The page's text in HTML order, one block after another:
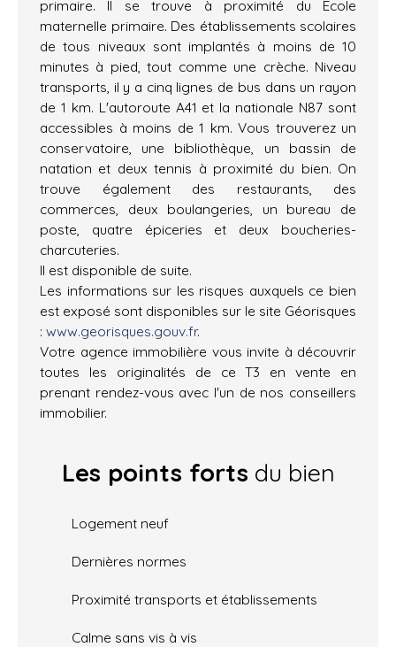
primaire. Il se trouve à proximité du Ecole
maternelle primaire. Des établissements scolaires
de tous niveaux sont implantés à moins de 10
minutes à pied, tout comme une crèche. Niveau
transports, il y a cinq lignes de bus dans un rayon
de 1 km. L'autoroute A41 et la nationale N87 sont
accessibles à moins de 1 km. Vous trouverez un
conservatoire, une bibliothèque, un bassin de
natation et deux tennis à proximité du bien. On
trouve également des restaurants, des
commerces, deux boulangeries, un bureau de
poste, quatre épiceries et deux boucheries-
charcuteries.
Il est disponible de suite.
Les informations sur les risques auxquels ce bien
est exposé sont disponibles sur le site Géorisques
: www.georisques.gouv.fr.
Votre agence immobilière vous invite à découvrir
toutes les originalités de ce T3 en vente en
prenant rendez-vous avec l'un de nos conseillers
immobilier.
Les points forts du bien
Logement neuf
Dernières normes
Proximité transports et établissements
Calme sans vis à vis